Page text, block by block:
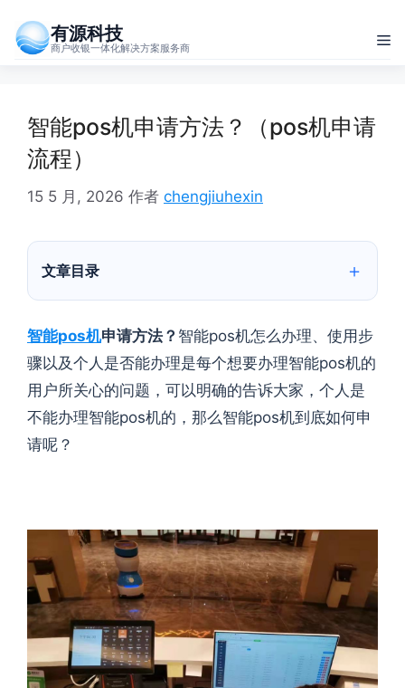
有源科技
商户收银一体化解决方案服务商 菜
智能pos机申请方法？（pos机申请
流程）
15 5 月, 2026 作者 chengjiuhexin
文章目录
智能pos机申请方法？ 智能pos机怎么办理、使用步
骤以及个人是否能办理是每个想要办理智能pos机的
用户所关心的问题，可以明确的告诉大家，个人是
不能办理智能pos机的，那么智能pos机到底如何申
请呢？